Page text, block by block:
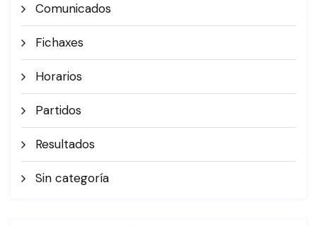
Comunicados
Fichaxes
Horarios
Partidos
Resultados
Sin categoría